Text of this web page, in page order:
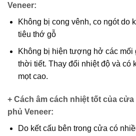
Veneer:
Không bị cong vênh, co ngót do
tiêu thớ gỗ
Không bị hiện tượng hở các mối
thời tiết. Thay đổi nhiệt độ và có
mọt cao.
+ Cách âm cách nhiệt tốt của
phủ Veneer:
Do kết cấu bên trong cửa có